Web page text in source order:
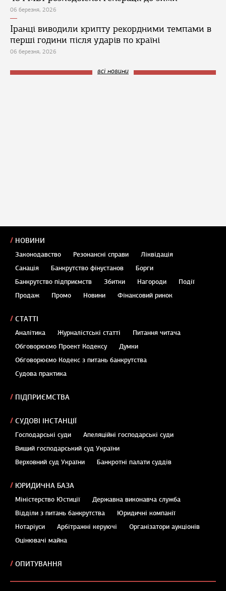
06 березня, 2026
Іранці виводили крипту рекордними темпами в
перші години після ударів по країні
06 березня, 2026
всі новини
НОВИНИ
Законодавство Резонансні справи
Ліквідація
Санація
Банкрутство фінустанов
Борги
Банкрутство підприємств
Збитки Нагороди
Події
Продаж
Промо Новини Фінансовий ринок
СТАТТІ
Аналітика Журналістські статті
Питання читача
Обговорюємо Проект Кодексу
Думки
Обговорюємо Кодекс з питань банкрутства
Судова практика
ПІДПРИЄМСТВА
СУДОВІ ІНСТАНЦІЇ
Господарські суди
Апеляційні господарські суди
Вищий господарський суд України
Верховний суд України
Банкротні палати суддів
ЮРИДИЧНА БАЗА
Міністерство Юстиції
Державна виконавча служба
Відділи з питань банкрутства
Юридичні компанії
Нотаріуси
Арбітражні керуючі
Організатори аукціонів
Оцінювачі майна
ОПИТУВАННЯ